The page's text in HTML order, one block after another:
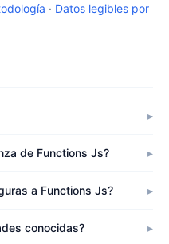
· Datos legibles por
de Functions Js?
a Functions Js?
conocidas?